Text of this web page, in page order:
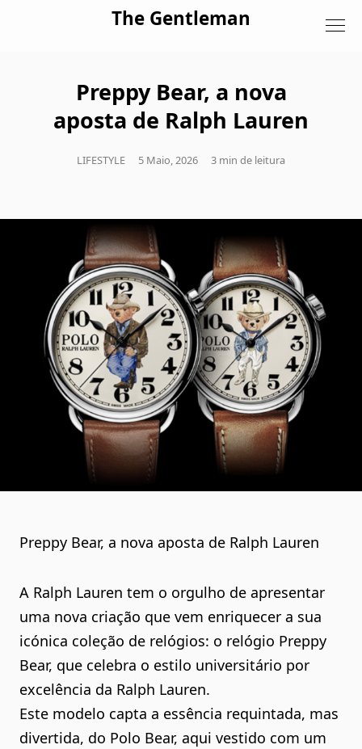
The Gentleman
Preppy Bear, a nova
aposta de Ralph Lauren
LIFESTYLE 5 Maio, 2026 3 min de leitura
Preppy Bear, a nova aposta de Ralph Lauren
A Ralph Lauren tem o orgulho de apresentar
uma nova criação que vem enriquecer a sua
icónica coleção de relógios: o relógio Preppy
Bear, que celebra o estilo universitário por
excelência da Ralph Lauren.
Este modelo capta a essência requintada, mas
divertida, do Polo Bear, aqui vestido com um